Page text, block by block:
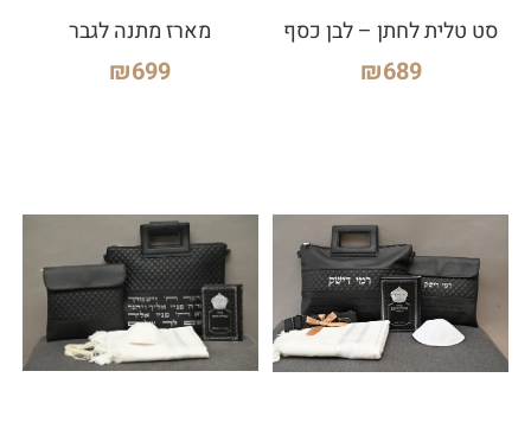
סט טלית לחתן – לבן כסף
₪689
מארז מתנה לגבר
₪699